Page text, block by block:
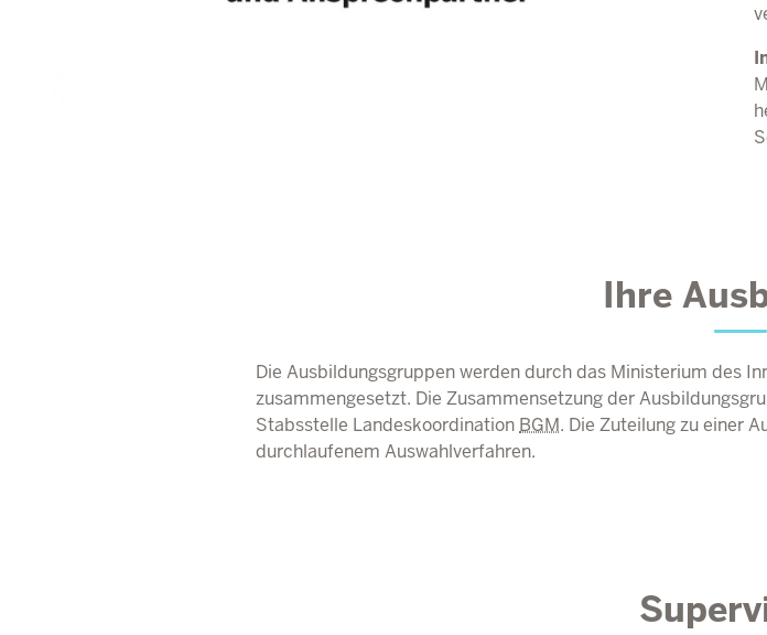
Ihre
Die Ausbildungsgruppen werden durch das Ministerium des
zusammengesetzt. Die Zusammensetzung der
Stabsstelle Landeskoordination BGM. Die Zuteilung zu einer
durchlaufenem Auswahlverfahren.